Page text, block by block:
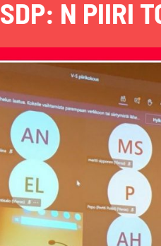
SDP: N PIIRI